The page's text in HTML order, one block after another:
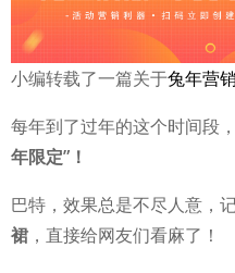
小编转载了一篇关于兔年营销
每年到了过年的这个时间段，
年限定”！
巴特，效果总是不尽人意，
裙 ，直接给网友们看麻了！